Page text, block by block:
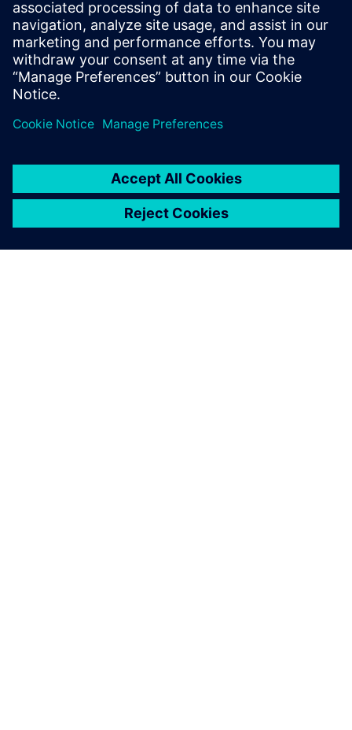
Educational courses in VR
Išankstinės sąlygos